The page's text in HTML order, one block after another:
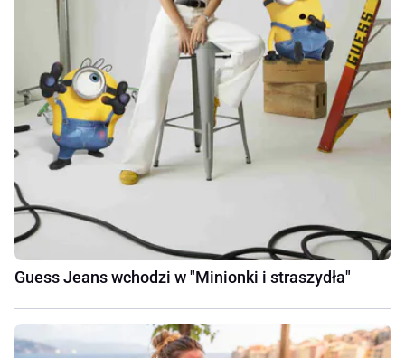
Guess Jeans wchodzi w "Minionki i straszydła"